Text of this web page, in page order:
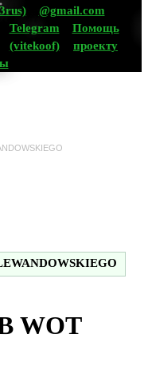
@gmail.com
Telegram
(vitekoof)
Помощь
проекту
WOT